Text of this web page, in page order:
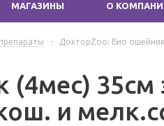
МАГАЗИНЫ О
-
ДокторZoo: Био
35см
и